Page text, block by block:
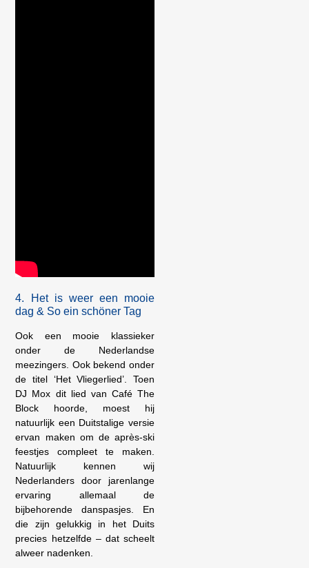
4. Het is weer een mooie
dag & So ein schöner Tag
Ook een mooie klassieker
onder de Nederlandse
meezingers. Ook bekend onder
de titel ‘Het Vliegerlied’. Toen
DJ Mox dit lied van Café The
Block hoorde, moest hij
natuurlijk een Duitstalige versie
ervan maken om de après-ski
feestjes compleet te maken.
Natuurlijk kennen wij
Nederlanders door jarenlange
ervaring allemaal de
bijbehorende danspasjes. En
die zijn gelukkig in het Duits
precies hetzelfde – dat scheelt
alweer nadenken.